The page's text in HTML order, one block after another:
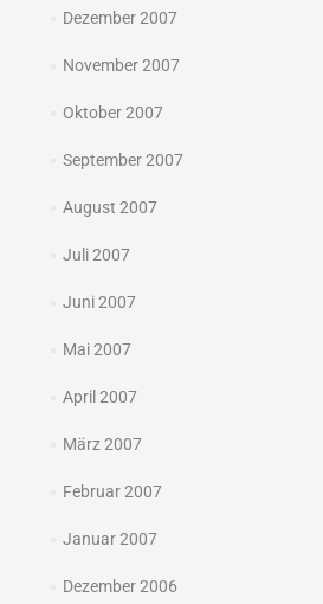
Dezember 2007
November 2007
Oktober 2007
September 2007
August 2007
Juli 2007
Juni 2007
Mai 2007
April 2007
März 2007
Februar 2007
Januar 2007
Dezember 2006